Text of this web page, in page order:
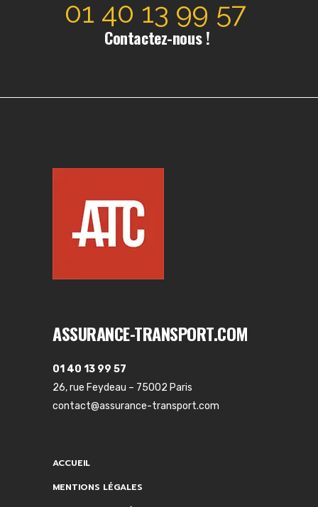
01 40 13 99 57
Contactez-nous !
ASSURANCE-TRANSPORT.COM
01 40 13 99 57
26, rue Feydeau – 75002 Paris
contact@assurance-transport.com
ACCUEIL
MENTIONS LÉGALES